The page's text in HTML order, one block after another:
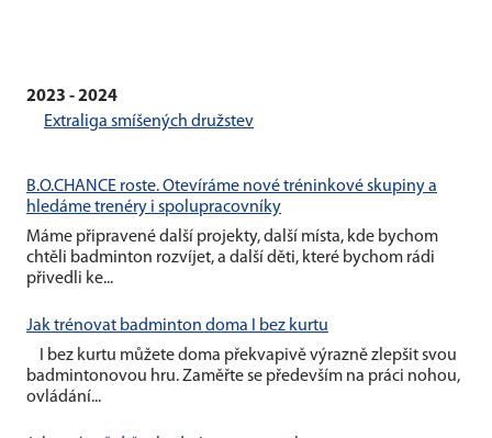
2023 - 2024
Extraliga smíšených družstev
B.O.CHANCE roste. Otevíráme nové tréninkové skupiny a
hledáme trenéry i spolupracovníky
Máme připravené další projekty, další místa, kde bychom
chtěli badminton rozvíjet, a další děti, které bychom rádi
přivedli ke...
Jak trénovat badminton doma I bez kurtu
I bez kurtu můžete doma překvapivě výrazně zlepšit svou
badmintonovou hru. Zaměřte se především na práci nohou,
ovládání...